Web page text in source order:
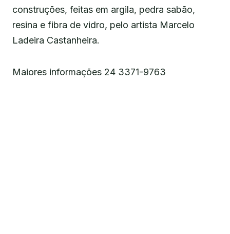
construções, feitas em argila, pedra sabão,
resina e fibra de vidro, pelo artista Marcelo
Ladeira Castanheira.
Maiores informações 24 3371-9763